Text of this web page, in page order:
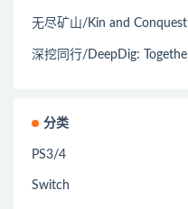
无尽矿山/Kin and Conquest
深挖同行/DeepDig:
分类
PS3/4
Switch